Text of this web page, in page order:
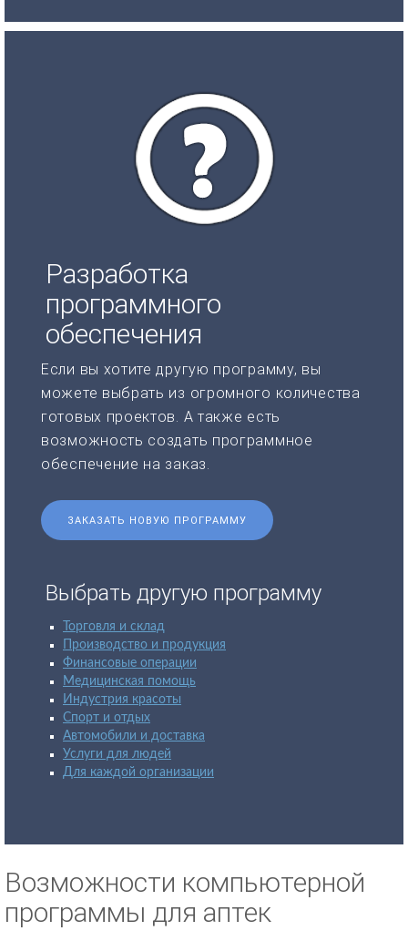
Разработка
программного
обеспечения
Если вы хотите другую программу, вы
можете выбрать из огромного количества
готовых проектов. А также есть
возможность создать программное
обеспечение на заказ.
ЗАКАЗАТЬ НОВУЮ ПРОГРАММУ
Выбрать другую программу
Торговля и склад
Производство и продукция
Финансовые операции
Медицинская помощь
Индустрия красоты
Спорт и отдых
Автомобили и доставка
Услуги для людей
Для каждой организации
Возможности компьютерной
программы для аптек